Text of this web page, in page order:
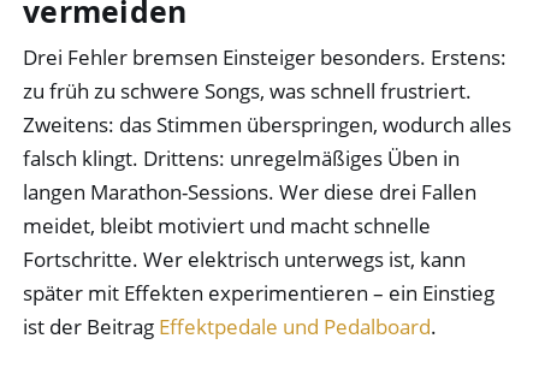
vermeiden
Drei Fehler bremsen Einsteiger besonders. Erstens:
zu früh zu schwere Songs, was schnell frustriert.
Zweitens: das Stimmen überspringen, wodurch alles
falsch klingt. Drittens: unregelmäßiges Üben in
langen Marathon-Sessions. Wer diese drei Fallen
meidet, bleibt motiviert und macht schnelle
Fortschritte. Wer elektrisch unterwegs ist, kann
später mit Effekten experimentieren – ein Einstieg
ist der Beitrag Effektpedale und Pedalboard.